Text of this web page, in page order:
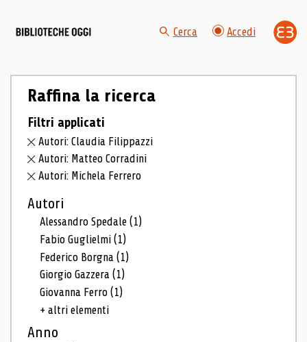
Cerca Accedi
Raffina la ricerca
Filtri applicati
Autori: Claudia Filippazzi
Autori: Matteo Corradini
Autori: Michela Ferrero
Autori
Alessandro Spedale(1)
Fabio Guglielmi(1)
Federico Borgna(1)
Giorgio Gazzera(1)
Giovanna Ferro(1)
+ altri elementi
Anno